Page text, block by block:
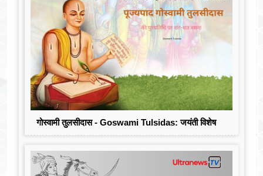
गोस्वामी तुलसीदास - Goswami Tulsidas: जयंती विशेष